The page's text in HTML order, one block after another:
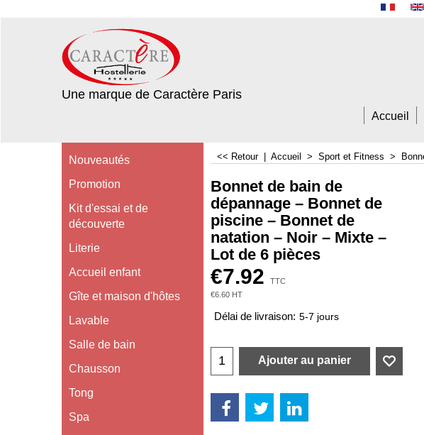
Une marque de Caractère Paris
Accueil
Nouveautés
Promotion
Kit d'essai et de
découverte
Literie
Accueil enfant
Gîte et maison d'hôtes
Lavable
Salle de bain
Chausson
Tong
Spa
<< Retour Accueil > Sport et Fitness >
Bonnet de bain de
dépannage – Bonnet de
piscine – Bonnet de
natation – Noir – Mixte –
Lot de 6 pièces
€7.92
TTC
€6.60 HT
Délai de livraison: 5-7 jours
Ajouter au panier